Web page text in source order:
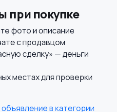
при покупке
фото и описание
с продавцом
сделку» — деньги
местах для проверки
в категории